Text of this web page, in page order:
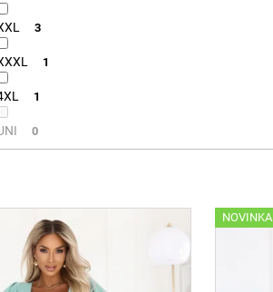
3
1
1
0
NOVINKA